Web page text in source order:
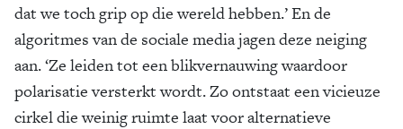
dat we toch grip op die wereld hebben.’ En de
algoritmes van de sociale media jagen deze neiging
aan. ‘Ze leiden tot een blikvernauwing waardoor
polarisatie versterkt wordt. Zo ontstaat een vicieuze
cirkel die weinig ruimte laat voor alternatieve